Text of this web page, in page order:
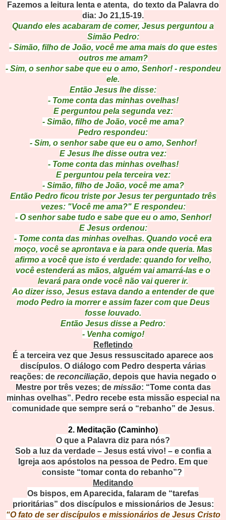
Fazemos a leitura lenta e atenta, do texto da Palavra do
dia: Jo 21,15-19.
Quando eles acabaram de comer, Jesus perguntou a
Simão Pedro:
- Simão, filho de João, você me ama mais do que estes
outros me amam?
- Sim, o senhor sabe que eu o amo, Senhor! - respondeu
ele.
Então Jesus lhe disse:
- Tome conta das minhas ovelhas!
E perguntou pela segunda vez:
- Simão, filho de João, você me ama?
Pedro respondeu:
- Sim, o senhor sabe que eu o amo, Senhor!
E Jesus lhe disse outra vez:
- Tome conta das minhas ovelhas!
E perguntou pela terceira vez:
- Simão, filho de João, você me ama?
Então Pedro ficou triste por Jesus ter perguntado três
vezes: "Você me ama?" E respondeu:
- O senhor sabe tudo e sabe que eu o amo, Senhor!
E Jesus ordenou:
- Tome conta das minhas ovelhas. Quando você era
moço, você se aprontava e ia para onde queria. Mas
afirmo a você que isto é verdade: quando for velho,
você estenderá as mãos, alguém vai amarrá-las e o
levará para onde você não vai querer ir.
Ao dizer isso, Jesus estava dando a entender de que
modo Pedro ia morrer e assim fazer com que Deus
fosse louvado.
Então Jesus disse a Pedro:
- Venha comigo!
Refletindo
É a terceira vez que Jesus ressuscitado aparece aos
discípulos. O diálogo com Pedro desperta várias
reações: de reconciliação, depois que havia negado o
Mestre por três vezes; de missão: “Tome conta das
minhas ovelhas”. Pedro recebe esta missão especial na
comunidade que sempre será o “rebanho” de Jesus.
2. Meditação (Caminho)
O que a Palavra diz para nós?
Sob a luz da verdade – Jesus está vivo! – e confia a
Igreja aos apóstolos na pessoa de Pedro. Em que
consiste “tomar conta do rebanho”?
Meditando
Os bispos, em Aparecida, falaram de “tarefas
prioritárias” dos discípulos e missionários de Jesus:
“O fato de ser discípulos e missionários de Jesus Cristo